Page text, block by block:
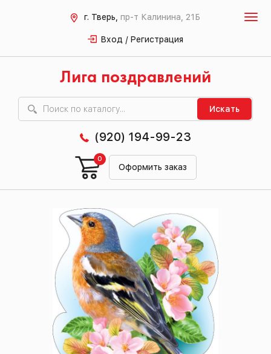
г. Тверь, пр-т Калинина, 21Б
Вход / Регистрация
Лига поздравлений
Искать
(920) 194-99-23
Оформить заказ
0